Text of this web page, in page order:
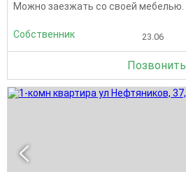
Можно заезжать со своей мебелью.
Собственник 23.06
Позвонить